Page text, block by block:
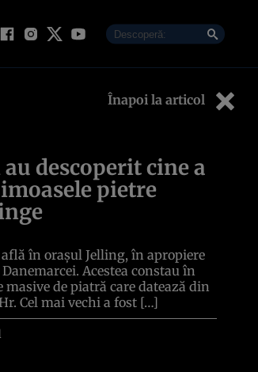
Înapoi la articol
descoperit cine a
pietre
află în orașul Jelling, în apropiere
Danemarcei. Acestea constau în
de piatră care datează din
Cel mai vechi a fost […]